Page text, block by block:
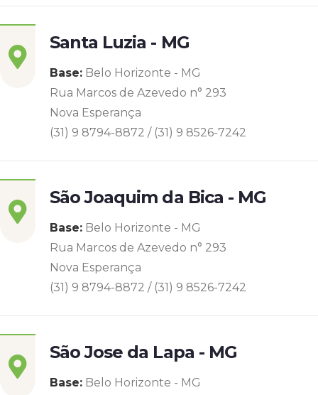
Santa Luzia - MG
Base: Belo Horizonte - MG
Rua Marcos de Azevedo n° 293
Nova Esperança
(31) 9 8794-8872 / (31) 9 8526-7242
São Joaquim da Bica - MG
Base: Belo Horizonte - MG
Rua Marcos de Azevedo n° 293
Nova Esperança
(31) 9 8794-8872 / (31) 9 8526-7242
São Jose da Lapa - MG
Base: Belo Horizonte - MG